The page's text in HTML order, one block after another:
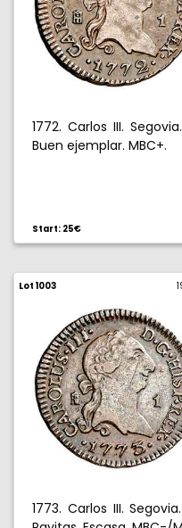
1772. Carlos III.
Buen ejemplar. MBC+.
Start: 25€
Lot 1003
1773. Carlos III.